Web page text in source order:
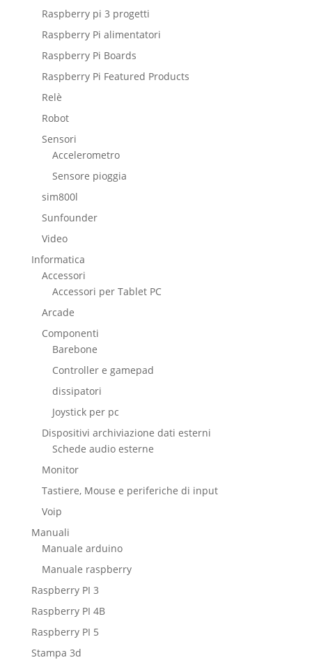
Raspberry pi 3 progetti
Raspberry Pi alimentatori
Raspberry Pi Boards
Raspberry Pi Featured Products
Relè
Robot
Sensori
Accelerometro
Sensore pioggia
sim800l
Sunfounder
Video
Informatica
Accessori
Accessori per Tablet PC
Arcade
Componenti
Barebone
Controller e gamepad
dissipatori
Joystick per pc
Dispositivi archiviazione dati esterni
Schede audio esterne
Monitor
Tastiere, Mouse e periferiche di input
Voip
Manuali
Manuale arduino
Manuale raspberry
Raspberry PI 3
Raspberry PI 4B
Raspberry PI 5
Stampa 3d